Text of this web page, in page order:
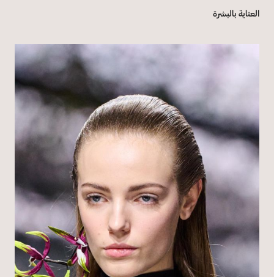
العناية بالبشرة